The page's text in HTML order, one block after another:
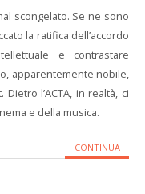
scongelato. Se ne sono
la ratifica dell’accordo
e contrastare
apparentemente nobile,
l’ACTA, in realtà, ci
e della musica.
CONTINUA